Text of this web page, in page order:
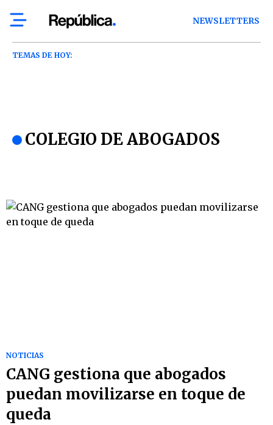
NEWSLETTERS
TEMAS DE HOY:
COLEGIO DE ABOGADOS
NOTICIAS
CANG gestiona que abogados
puedan movilizarse en toque de
queda